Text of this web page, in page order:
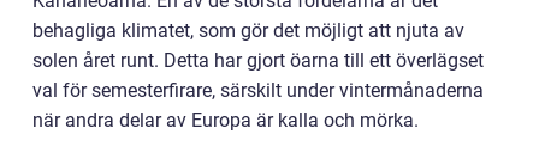
behagliga klimatet, som gör det möjligt att njuta av
solen året runt. Detta har gjort öarna till ett överlägset
val för semesterfirare, särskilt under vintermånaderna
när andra delar av Europa är kalla och mörka.